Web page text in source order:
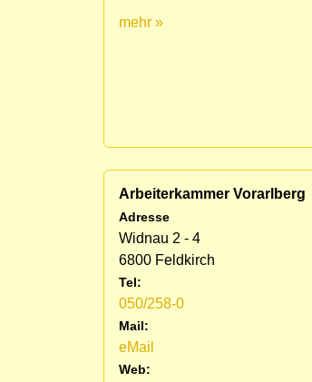
mehr »
Arbeiterkammer Vorarlberg
Adresse
Widnau 2 - 4
6800 Feldkirch
Tel:
050/258-0
Mail:
eMail
Web: